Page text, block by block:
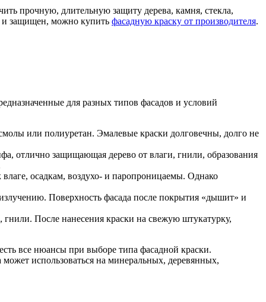
прочную, длительную защиту дерева, камня, стекла,
и защищен, можно купить фасадную краску от производителя.
для разных типов фасадов и условий
или полиуретан. Эмалевые краски долговечны, долго не
отлично защищающая дерево от влаги, гнили, образования
осадкам, воздухо- и паропроницаемы. Однако
Поверхность фасада после покрытия «дышит» и
После нанесения краски на свежую штукатурку,
все нюансы при выборе типа фасадной краски.
использоваться на минеральных, деревянных,